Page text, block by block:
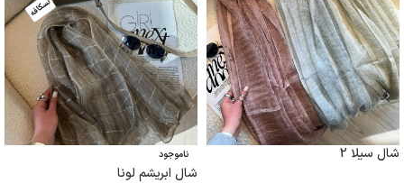
شال سیلا 2 ناموجود
شال ابریشم لونا